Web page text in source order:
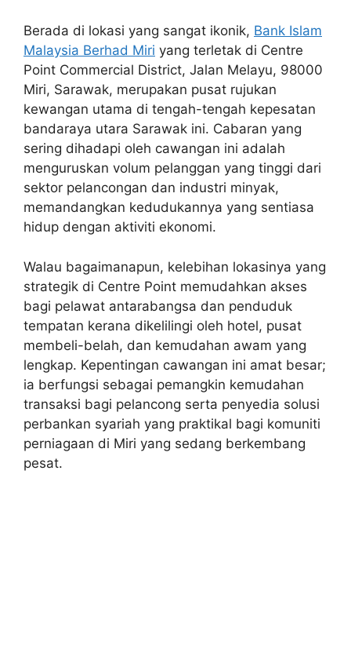
Berada di lokasi yang sangat ikonik, Bank Islam
Malaysia Berhad Miri yang terletak di Centre
Point Commercial District, Jalan Melayu, 98000
Miri, Sarawak, merupakan pusat rujukan
kewangan utama di tengah-tengah kepesatan
bandaraya utara Sarawak ini. Cabaran yang
sering dihadapi oleh cawangan ini adalah
menguruskan volum pelanggan yang tinggi dari
sektor pelancongan dan industri minyak,
memandangkan kedudukannya yang sentiasa
hidup dengan aktiviti ekonomi.
Walau bagaimanapun, kelebihan lokasinya yang
strategik di Centre Point memudahkan akses
bagi pelawat antarabangsa dan penduduk
tempatan kerana dikelilingi oleh hotel, pusat
membeli-belah, dan kemudahan awam yang
lengkap. Kepentingan cawangan ini amat besar;
ia berfungsi sebagai pemangkin kemudahan
transaksi bagi pelancong serta penyedia solusi
perbankan syariah yang praktikal bagi komuniti
perniagaan di Miri yang sedang berkembang
pesat.